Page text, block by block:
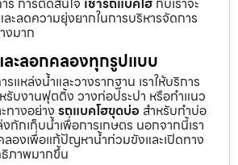
ะลดความยุ่งยากในการบริหารจัดการ
งมาก
ละลอกคลองทุกรูปแบบ
แหล่งน้ำและวางรากฐาน เราให้บริการ
รับงานฟุตติ้ง วางท่อประปา หรือทำแนว
ทางอย่าง รถแบคโฮขุดบ่อ สำหรับทำบ่อ
กักเก็บน้ำเพื่อการเกษตร นอกจากนี้เรา
องเพื่อแก้ปัญหาน้ำท่วมขังและเปิดทาง
ธิภาพมากขึ้น